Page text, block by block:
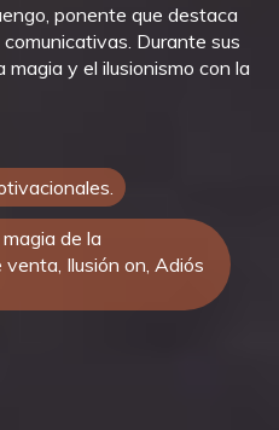
ponente que destaca
Durante sus
magia y el ilusionismo con la
de la
Ilusión on, Adiós